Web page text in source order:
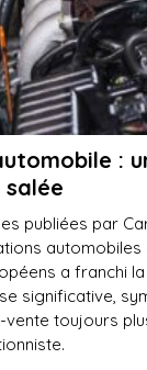
:
publiées par
automobiles
a franchi
significative,
vente toujours